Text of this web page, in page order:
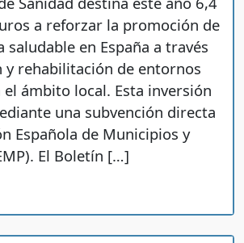
a reforzar la promoción de
saludable en España a través
y rehabilitación de entornos
el ámbito local. Esta inversión
una subvención directa
Española de Municipios y
El Boletín […]